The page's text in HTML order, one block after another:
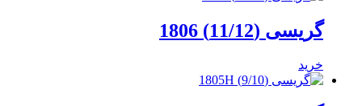
گریسی (11/12) 1806
خرید